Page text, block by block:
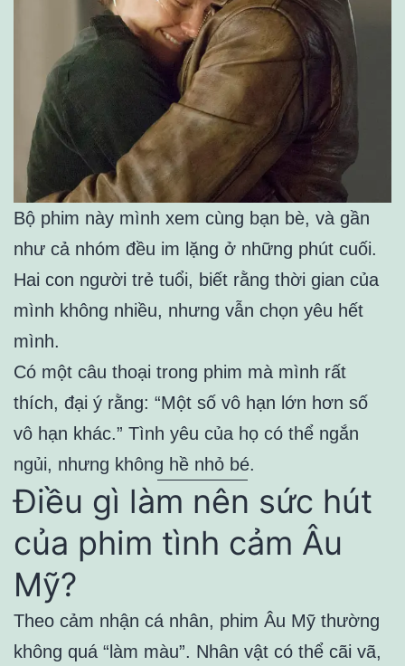
Bộ phim này mình xem cùng bạn bè, và gần
như cả nhóm đều im lặng ở những phút cuối.
Hai con người trẻ tuổi, biết rằng thời gian của
mình không nhiều, nhưng vẫn chọn yêu hết
mình.
Có một câu thoại trong phim mà mình rất
thích, đại ý rằng: “Một số vô hạn lớn hơn số
vô hạn khác.” Tình yêu của họ có thể ngắn
ngủi, nhưng không hề nhỏ bé.
Điều gì làm nên sức hút
của phim tình cảm Âu
Mỹ?
Theo cảm nhận cá nhân, phim Âu Mỹ thường
không quá “làm màu”. Nhân vật có thể cãi vã,